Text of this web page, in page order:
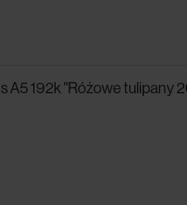
A5 192k "Różowe tulipany